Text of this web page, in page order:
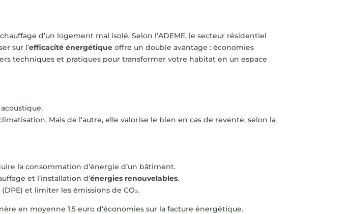
d’un logement mal isolé. Selon l’ADEME, le secteur résidentiel
sur l’efficacité énergétique offre un double avantage : économies
techniques et pratiques pour transformer votre habitat en un espace
Mais de l’autre, elle valorise le bien en cas de revente, selon la
la consommation d’énergie d’un bâtiment.
et l’installation d’énergies renouvelables.
(DPE) et limiter les émissions de CO₂.
en moyenne 1,5 euro d’économies sur la facture énergétique.